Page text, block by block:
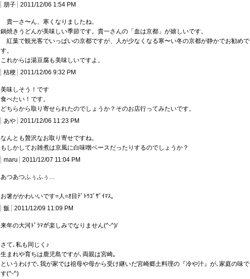
朋子
2011/12/06 1:54 PM
貴一さ〜ん、寒くなりましたね。
鍋焼きうどんが美味しい季節です。貴一さんの「血は京都」が嬉しいです。
紅葉で観光客でいっぱいの京都ですが、人が少なくなる寒〜い冬の京都が静かでお勧めで
す。
これからは湯豆腐も美味しいですよ。
桔梗
2011/12/06 9:32 PM
美味しそう！です
食べたい！です。
どちらから取り寄せられたのでしょうか？そのお店行ってみたいです。
あや
2011/12/06 11:23 PM
なんとも贅沢なお取り寄せですね。
もしかしてお雑煮は京風に白味噌ベースだったりするのでしょうか？
maru
2011/12/07 11:04 PM
あつあつふぅふぅ…
お箸がかわいいです=人=ｵ目ﾃﾞﾄｳｺﾞｻﾞｲﾏｽ｡
飯
2011/12/09 11:09 PM
来年の大河ﾄﾞﾗﾏが楽しみでなりません(^-^)/
さて､私も同じく♪
生まれや育ちは鹿児島ですが､両親は宮崎｡
というわけで､我が家では祖母や母から受け継いだ宮崎郷土料理の『冷や汁』が､家庭の味で
す(^-^)